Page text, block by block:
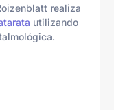
realiza
utilizando